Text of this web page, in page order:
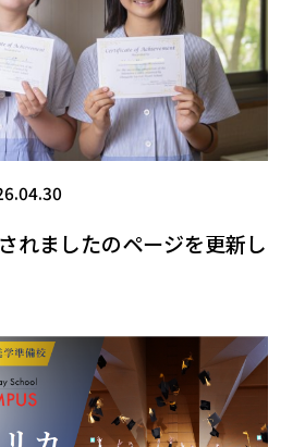
れましたのページを更新し